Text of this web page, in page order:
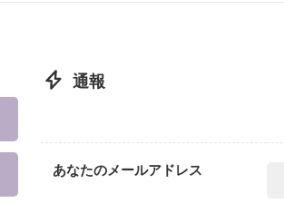
通報
あなたのメールアドレス